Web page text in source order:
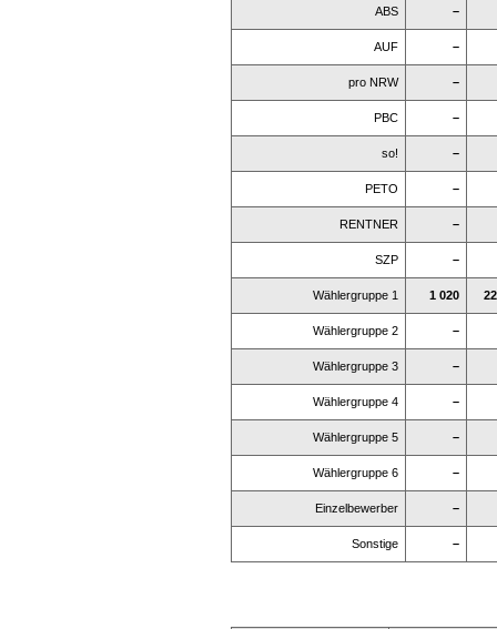
ABS –
AUF –
pro NRW –
PBC –
so! –
PETO –
RENTNER –
SZP –
Wählergruppe 1 1 020
Wählergruppe 2 –
Wählergruppe 3 –
Wählergruppe 4 –
Wählergruppe 5 –
Wählergruppe 6 –
Einzelbewerber –
Sonstige –